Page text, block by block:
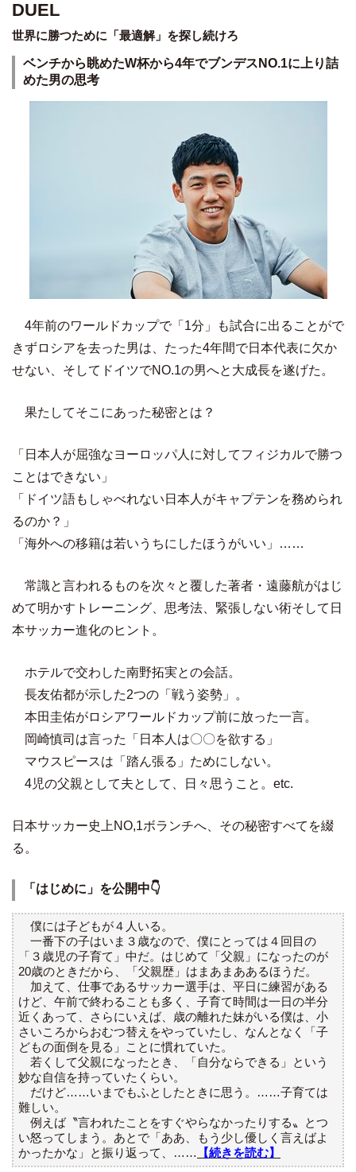
DUEL
世界に勝つために「最適解」を探し続けろ
ベンチから眺めたW杯から4年でブンデスNO.1に上り詰
めた男の思考
4年前のワールドカップで「1分」も試合に出ることがで
きずロシアを去った男は、たった4年間で日本代表に欠か
せない、そしてドイツでNO.1の男へと大成長を遂げた。
果たしてそこにあった秘密とは？
「日本人が屈強なヨーロッパ人に対してフィジカルで勝つ
ことはできない」
「ドイツ語もしゃべれない日本人がキャプテンを務められ
るのか？」
「海外への移籍は若いうちにしたほうがいい」……
常識と言われるものを次々と覆した著者・遠藤航がはじ
めて明かすトレーニング、思考法、緊張しない術そして日
本サッカー進化のヒント。
ホテルで交わした南野拓実との会話。
長友佑都が示した2つの「戦う姿勢」。
本田圭佑がロシアワールドカップ前に放った一言。
岡崎慎司は言った「日本人は〇〇を欲する」
マウスピースは「踏ん張る」ためにしない。
4児の父親として夫として、日々思うこと。etc.
日本サッカー史上NO,1ボランチへ、その秘密すべてを綴
る。
「はじめに」を公開中👇
僕には子どもが４人いる。
一番下の子はいま３歳なので、僕にとっては４回目の
「３歳児の子育て」中だ。はじめて「父親」になったのが
20歳のときだから、「父親歴」はまあまああるほうだ。
加えて、仕事であるサッカー選手は、平日に練習がある
けど、午前で終わることも多く、子育て時間は一日の半分
近くあって、さらにいえば、歳の離れた妹がいる僕は、小
さいころからおむつ替えをやっていたし、なんとなく「子
どもの面倒を見る」ことに慣れていた。
若くして父親になったとき、「自分ならできる」という
妙な自信を持っていたくらい。
だけど……いまでもふとしたときに思う。……子育ては
難しい。
例えば〝言われたことをすぐやらなかったりする〟とつ
い怒ってしまう。あとで「ああ、もう少し優しく言えばよ
かったかな」と振り返って、……
【続きを読む】